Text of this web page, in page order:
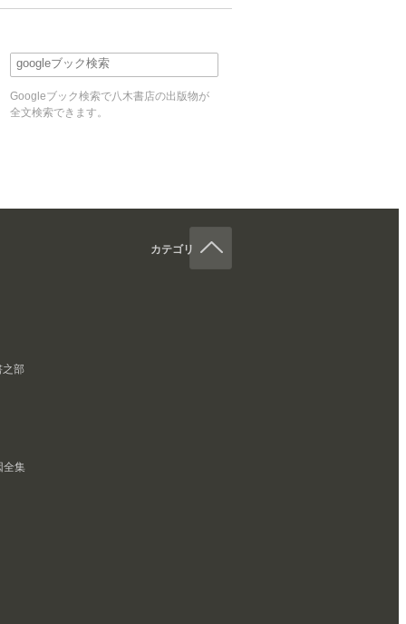
Googleブック検索で八木書店の出版物が
全文検索できます。
カテゴリ
部
全集